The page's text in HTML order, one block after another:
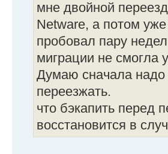
мне двойной
Netware, а потом
пробовал пару
миграции не смогла
Думаю сначала надо
переезжать.
что бэкапить перед
восстановится в